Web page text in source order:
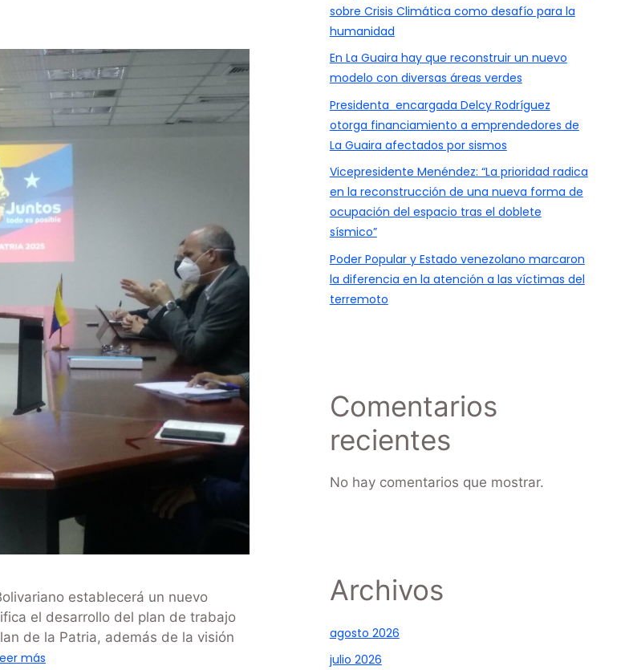
establecerá un nuevo
el desarrollo del plan de trabajo
de la Patria, además de la visión
más
sobre Crisis Climática como desafío para la
humanidad
En La Guaira hay que reconstruir un nuevo
modelo con diversas áreas verdes
Presidenta encargada Delcy Rodríguez
otorga financiamiento a emprendedores de
La Guaira afectados por sismos
Vicepresidente Menéndez: “La prioridad radica
en la reconstrucción de una nueva forma de
ocupación del espacio tras el doblete
sísmico”
Poder Popular y Estado venezolano marcaron
la diferencia en la atención a las víctimas del
terremoto
Comentarios
recientes
No hay comentarios que mostrar.
Archivos
agosto 2026
julio 2026